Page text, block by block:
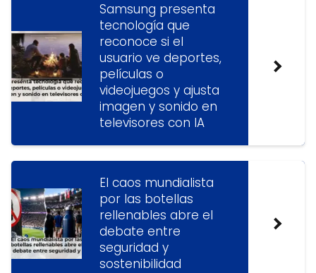
Samsung presenta
tecnología que
reconoce si el
usuario ve deportes,
películas o
videojuegos y ajusta
imagen y sonido en
televisores con IA
El caos mundialista
por las botellas
rellenables abre el
debate entre
seguridad y
sostenibilidad